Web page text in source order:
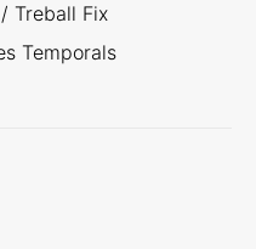
Treball Fix
Temporals